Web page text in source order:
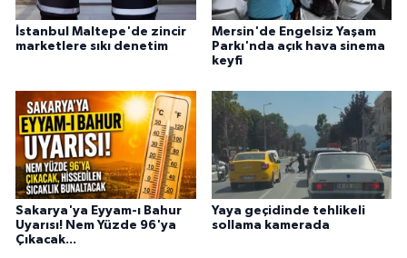
İstanbul Maltepe'de zincir
marketlere sıkı denetim
Mersin'de Engelsiz Yaşam
Parkı'nda açık hava sinema
keyfi
Sakarya'ya Eyyam-ı Bahur
Uyarısı! Nem Yüzde 96'ya
Çıkacak...
Yaya geçidinde tehlikeli
sollama kamerada